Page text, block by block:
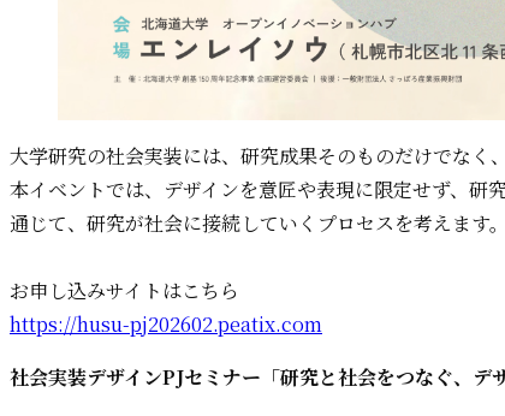
大学研究の社会実装には、研究成果そのものだけでなく
本イベントでは、デザインを意匠や表現に限定せず、
通じて、研究が社会に接続していくプロセスを考えます。
お申し込みサイトはこちら
https://husu-pj202602.peatix.com
社会実装デザインPJセミナー「研究と社会をつなぐ、デ